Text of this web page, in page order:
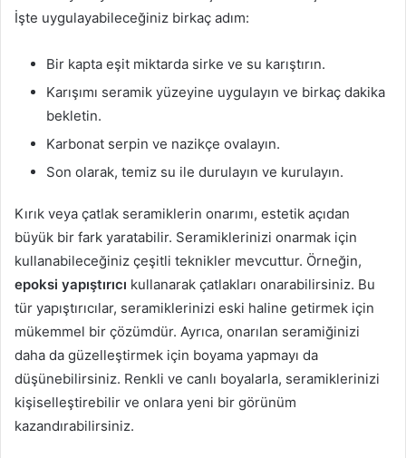
İşte uygulayabileceğiniz birkaç adım:
Bir kapta eşit miktarda sirke ve su karıştırın.
Karışımı seramik yüzeyine uygulayın ve birkaç dakika
bekletin.
Karbonat serpin ve nazikçe ovalayın.
Son olarak, temiz su ile durulayın ve kurulayın.
Kırık veya çatlak seramiklerin onarımı, estetik açıdan
büyük bir fark yaratabilir. Seramiklerinizi onarmak için
kullanabileceğiniz çeşitli teknikler mevcuttur. Örneğin,
epoksi yapıştırıcı kullanarak çatlakları onarabilirsiniz. Bu
tür yapıştırıcılar, seramiklerinizi eski haline getirmek için
mükemmel bir çözümdür. Ayrıca, onarılan seramiğinizi
daha da güzelleştirmek için boyama yapmayı da
düşünebilirsiniz. Renkli ve canlı boyalarla, seramiklerinizi
kişiselleştirebilir ve onlara yeni bir görünüm
kazandırabilirsiniz.